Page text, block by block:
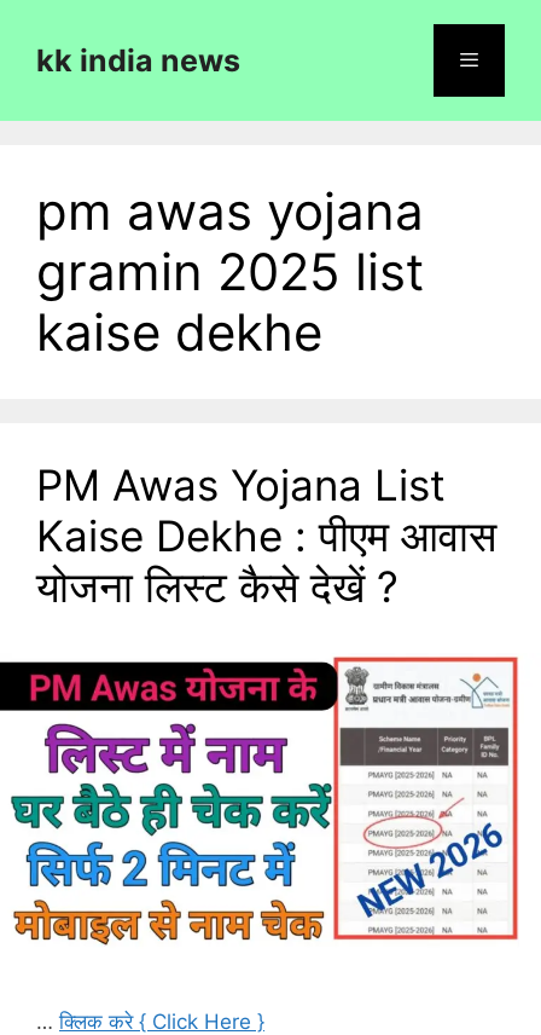
contentkk india news
pm awas yojana
gramin 2025 list
kaise dekhe
PM Awas Yojana List
Kaise Dekhe : पीएम आवास
योजना लिस्ट कैसे देखें ?
…क्लिक करे { Click Here }